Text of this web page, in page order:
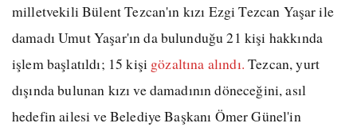
milletvekili Bülent Tezcan'ın kızı Ezgi Tezcan Yaşar ile
damadı Umut Yaşar'ın da bulunduğu 21 kişi hakkında
işlem başlatıldı; 15 kişi gözaltına alındı. Tezcan, yurt
dışında bulunan kızı ve damadının döneceğini, asıl
hedefin ailesi ve Belediye Başkanı Ömer Günel'in